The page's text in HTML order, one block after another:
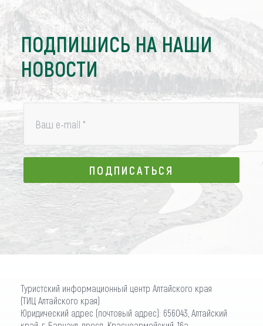
ПОДПИШИСЬ НА НАШИ
НОВОСТИ
Ваш e-mail *
ПОДПИСАТЬСЯ
ПОДПИСАТЬСЯ
Туристский информационный центр Алтайского края
(ТИЦ Алтайского края)
Юридический адрес (почтовый адрес): 656043, Алтайский